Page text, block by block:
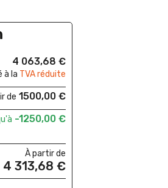
4 063,68 €
à la TVA réduite
de 1500,00 €
-1250,00 €
À partir de
4 313,68 €